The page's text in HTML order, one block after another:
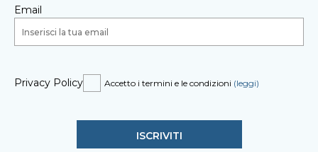
Email
Privacy Policy Accetto i termini e le condizioni (leggi)